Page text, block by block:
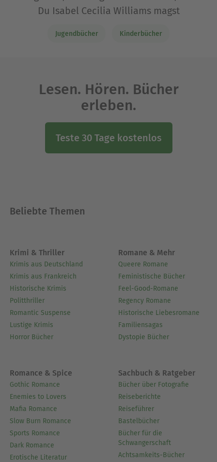
Du Isabel Cecilia Williams magst
Jugendbücher Kinderbücher
Lesen. Hören. Bücher
erleben.
Teste 30 Tage kostenlos
Beliebte Themen
Krimi & Thriller
Krimis aus Deutschland
Krimis aus Frankreich
Historische Krimis
Politthriller
Romantic Suspense
Lustige Krimis
Horror Bücher
Romane & Mehr
Queere Romane
Feministische Bücher
Feel-Good-Romane
Regency Romane
Historische Liebesromane
Familiensagas
Dystopie Bücher
Romance & Spice
Gothic Romance
Enemies to Lovers
Mafia Romance
Slow Burn Romance
Sports Romance
Dark Romance
Erotische Literatur
Sachbuch & Ratgeber
Bücher über Fotografie
Reiseberichte
Reiseführer
Bastelbücher
Bücher für die
Schwangerschaft
Achtsamkeits-Bücher